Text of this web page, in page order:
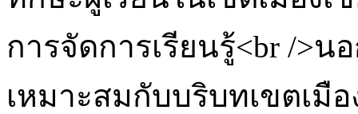
การจัดการเรียนรู้<br />น
เหมาะสมกับบริบทเขตเมื